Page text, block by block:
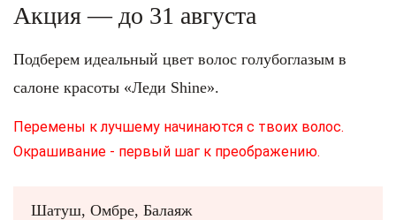
Акция — до 31 августа
Подберем идеальный цвет волос голубоглазым в
салоне красоты «Леди Shine».
Перемены к лучшему начинаются с твоих волос.
Окрашивание - первый шаг к преображению.
Шатуш, Омбре, Балаяж